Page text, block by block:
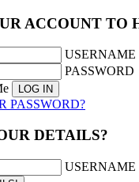
ACCOUNT TO
USERNAME
PASSWORD
PASSWORD?
DETAILS?